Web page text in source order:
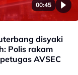
00:45
disyaki
Polis rakam
AVSEC